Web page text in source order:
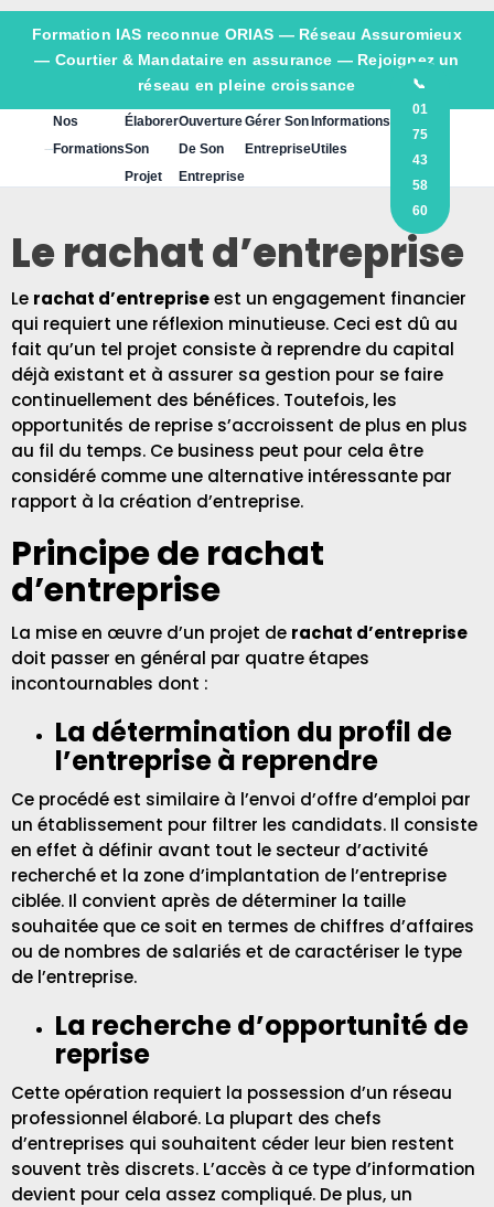
Formation IAS reconnue ORIAS — Réseau Assuromieux
— Courtier & Mandataire en assurance — Rejoignez un
réseau en pleine croissance
Nos
Formations
Élaborer
Son
Projet
Ouverture
De Son
Entreprise
Gérer Son
Entreprise
Informations
Utiles
📞
01
75
43
58
60
Le rachat d’entreprise
Le rachat d’entrepriseest un engagement financier
qui requiert une réflexion minutieuse. Ceci est dû au
fait qu’un tel projet consiste à reprendre du capital
déjà existant et à assurer sa gestion pour se faire
continuellement des bénéfices. Toutefois, les
opportunités de reprise s’accroissent de plus en plus
au fil du temps. Ce business peut pour cela être
considéré comme une alternative intéressante par
rapport à la création d’entreprise.
Principe de rachat
d’entreprise
La mise en œuvre d’un projet de rachat d’entreprise
doit passer en général par quatre étapes
incontournables dont :
La détermination du profil de
l’entreprise à reprendre
Ce procédé est similaire à l’envoi d’offre d’emploi par
un établissement pour filtrer les candidats. Il consiste
en effet à définir avant tout le secteur d’activité
recherché et la zone d’implantation de l’entreprise
ciblée. Il convient après de déterminer la taille
souhaitée que ce soit en termes de chiffres d’affaires
ou de nombres de salariés et de caractériser le type
de l’entreprise.
La recherche d’opportunité de
reprise
Cette opération requiert la possession d’un réseau
professionnel élaboré. La plupart des chefs
d’entreprises qui souhaitent céder leur bien restent
souvent très discrets. L’accès à ce type d’information
devient pour cela assez compliqué. De plus, un